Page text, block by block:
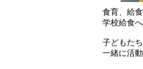
食育、給
学校給食
子どもた
一緒に活